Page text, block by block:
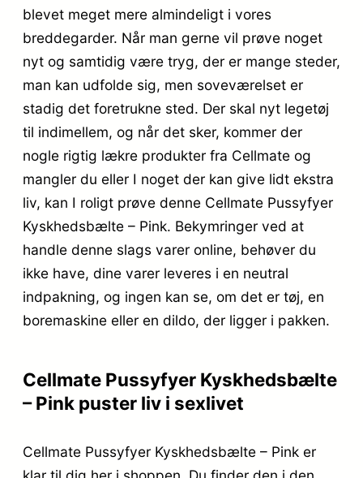
blevet meget mere almindeligt i vores
breddegarder. Når man gerne vil prøve noget
nyt og samtidig være tryg, der er mange steder,
man kan udfolde sig, men soveværelset er
stadig det foretrukne sted. Der skal nyt legetøj
til indimellem, og når det sker, kommer der
nogle rigtig lækre produkter fra Cellmate og
mangler du eller I noget der kan give lidt ekstra
liv, kan I roligt prøve denne Cellmate Pussyfyer
Kyskhedsbælte – Pink. Bekymringer ved at
handle denne slags varer online, behøver du
ikke have, dine varer leveres i en neutral
indpakning, og ingen kan se, om det er tøj, en
boremaskine eller en dildo, der ligger i pakken.
Cellmate Pussyfyer Kyskhedsbælte
– Pink puster liv i sexlivet
Cellmate Pussyfyer Kyskhedsbælte – Pink er